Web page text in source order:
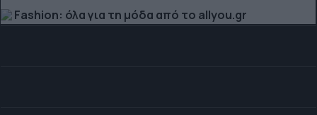
Fashion: όλα για τη μόδα από το allyou.gr